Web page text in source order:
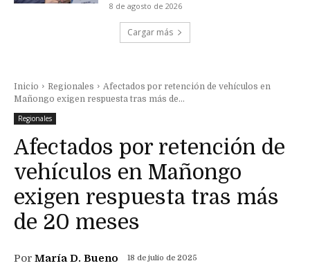
8 de agosto de 2026
Cargar más